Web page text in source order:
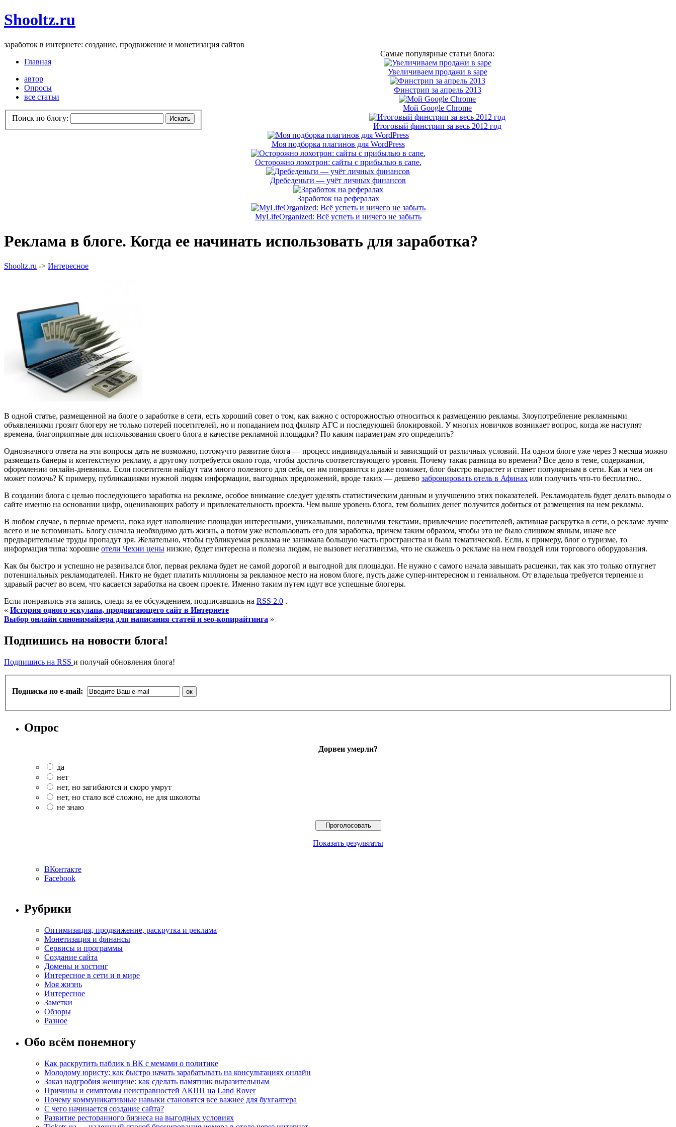
Shooltz.ru
заработок в интернете: создание, продвижение и монетизация сайтов
Главная
автор
Опросы
все статьи
Поиск по блогу:
Самые популярные статьи блога:
Увеличиваем продажи в sape
Финстрип за апрель 2013
Мой Google Chrome
Итоговый финстрип за весь 2012 год
Моя подборка плагинов для WordPress
Осторожно лохотрон: сайты с прибылью в сапе.
Дребеденьги — учёт личных финансов
Заработок на рефералах
MyLifeOrganized: Всё успеть и ничего не забыть
Реклама в блоге. Когда ее начинать использовать для заработка?
Shooltz.ru -> Интересное
В одной статье, размещенной на блоге о заработке в сети, есть хороший совет о том, как важно с осторожностью относиться к размещению рекламы. Злоупотребление рекламными
объявлениями грозит блогеру не только потерей посетителей, но и попаданием под фильтр АГС и последующей блокировкой. У многих новичков возникает вопрос, когда же наступят
времена, благоприятные для использования своего блога в качестве рекламной площадки? По каким параметрам это определить?
Однозначного ответа на эти вопросы дать не возможно, потомучто развитие блога — процесс индивидуальный и зависящий от различных условий. На одном блоге уже через 3 месяца можно
размещать банеры и контекстную рекламу, а другому потребуется около года, чтобы достичь соответствующего уровня. Почему такая разница во времени? Все дело в теме, содержании,
оформлении онлайн-дневника. Если посетители найдут там много полезного для себя, он им понравится и даже поможет, блог быстро вырастет и станет популярным в сети. Как и чем он
может помочь? К примеру, публикациями нужной людям информации, выгодных предложений, вроде таких — дешево забронировать отель в Афинах или получить что-то бесплатно..
В создании блога с целью последующего заработка на рекламе, особое внимание следует уделять статистическим данным и улучшению этих показателей. Рекламодатель будет делать выводы о
сайте именно на основании цифр, оценивающих работу и привлекательность проекта. Чем выше уровень блога, тем больших денег получится добиться от размещения на нем рекламы.
В любом случае, в первые времена, пока идет наполнение площадки интересными, уникальными, полезными текстами, привлечение посетителей, активная раскрутка в сети, о рекламе лучше
всего и не вспоминать. Блогу сначала необходимо дать жизнь, а потом уже использовать его для заработка, причем таким образом, чтобы это не было слишком явным, иначе все
предварительные труды пропадут зря. Желательно, чтобы публикуемая реклама не занимала большую часть пространства и была тематической. Если, к примеру, блог о туризме, то
информация типа: хорошие отели Чехии цены низкие, будет интересна и полезна людям, не вызовет негативизма, что не скажешь о рекламе на нем гвоздей или торгового оборудования.
Как бы быстро и успешно не развивался блог, первая реклама будет не самой дорогой и выгодной для площадки. Не нужно с самого начала завышать расценки, так как это только отпугнет
потенциальных рекламодателей. Никто не будет платить миллионы за рекламное место на новом блоге, пусть даже супер-интересном и гениальном. От владельца требуется терпение и
здравый расчет во всем, что касается заработка на своем проекте. Именно таким путем идут все успешные блогеры.
Если понравилсь эта запись, следи за ее обсуждением, подписавшись на RSS 2.0 .
« История одного эскулапа, продвигающего сайт в Интернете
Выбор онлайн синонимайзера для написания статей и seo-копирайтинга »
Подпишись на новости блога!
Подпишись на RSS и получай обновления блога!
Подписка по e-mail:
Опрос
Дорвеи умерли?
да
нет
нет, но загибаются и скоро умрут
нет, но стало всё сложно, не для школоты
не знаю
Показать результаты
ВКонтакте
Facebook
Рубрики
Оптимизация, продвижение, раскрутка и реклама
Монетизация и финансы
Сервисы и программы
Создание сайта
Домены и хостинг
Интересное в сети и в мире
Моя жизнь
Интересное
Заметки
Обзоры
Разное
Обо всём понемногу
Как раскрутить паблик в ВК с мемами о политике
Молодому юристу: как быстро начать зарабатывать на консультациях онлайн
Заказ надгробия женщине: как сделать памятник выразительным
Причины и симптомы неисправностей АКПП на Land Rover
Почему коммуникативные навыки становятся все важнее для бухгалтера
С чего начинается создание сайта?
Развитие ресторанного бизнеса на выгодных условиях